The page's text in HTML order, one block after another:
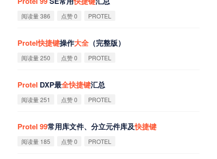
阅读量 386 点赞 0 PROTEL
Protel快捷键操作大全（完整版）
阅读量 250 点赞 0 PROTEL
Protel DXP最全快捷键汇总
阅读量 251 点赞 0 PROTEL
Protel 99常用库文件、分立元件库及快捷键
阅读量 185 点赞 0 PROTEL